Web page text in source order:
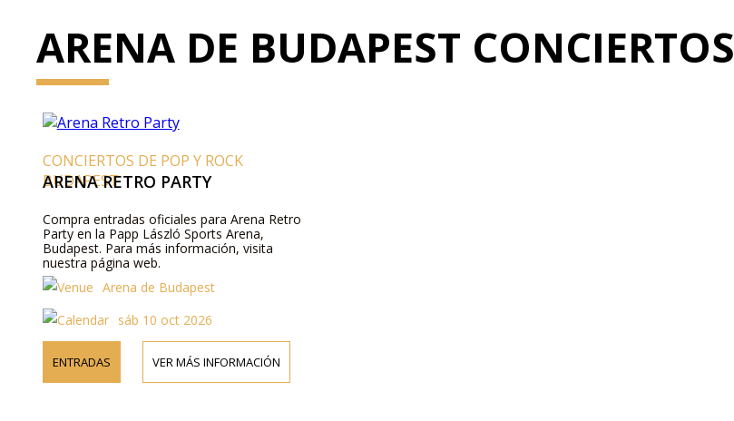
ARENA DE BUDAPEST CONCIERTOS
CONCIERTOS DE POP Y ROCK
BUDAPEST
ARENA RETRO PARTY
Compra entradas oficiales para Arena Retro
Party en la Papp László Sports Arena,
Budapest. Para más información, visita
nuestra página web.
Arena de Budapest
sáb 10 oct 2026
ENTRADAS VER MÁS INFORMACIÓN